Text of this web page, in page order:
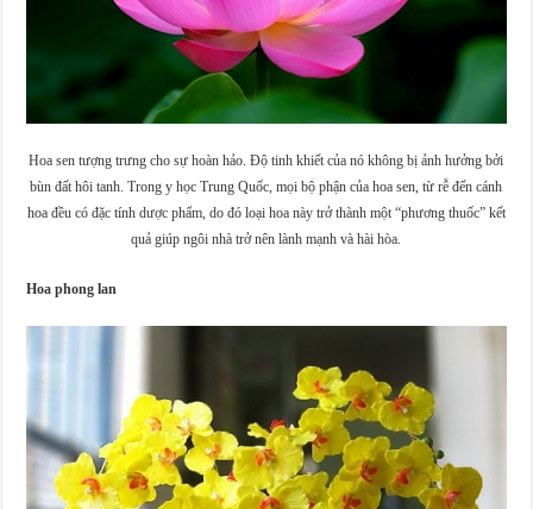
Hoa sen tượng trưng cho sự hoàn hảo. Độ tinh khiết của nó không bị ảnh hưởng bởi
bùn đất hôi tanh. Trong y học Trung Quốc, mọi bộ phận của hoa sen, từ rễ đến cánh
hoa đều có đặc tính dược phẩm, do đó loại hoa này trở thành một “phương thuốc” kết
quả giúp ngôi nhà trở nên lành mạnh và hài hòa.
Hoa phong lan